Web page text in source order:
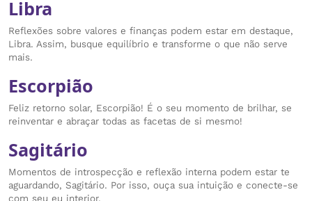
Libra
Reflexões sobre valores e finanças podem estar em destaque,
Libra. Assim, busque equilíbrio e transforme o que não serve
mais.
Escorpião
Feliz retorno solar, Escorpião! É o seu momento de brilhar, se
reinventar e abraçar todas as facetas de si mesmo!
Sagitário
Momentos de introspecção e reflexão interna podem estar te
aguardando, Sagitário. Por isso, ouça sua intuição e conecte-se
com seu eu interior.